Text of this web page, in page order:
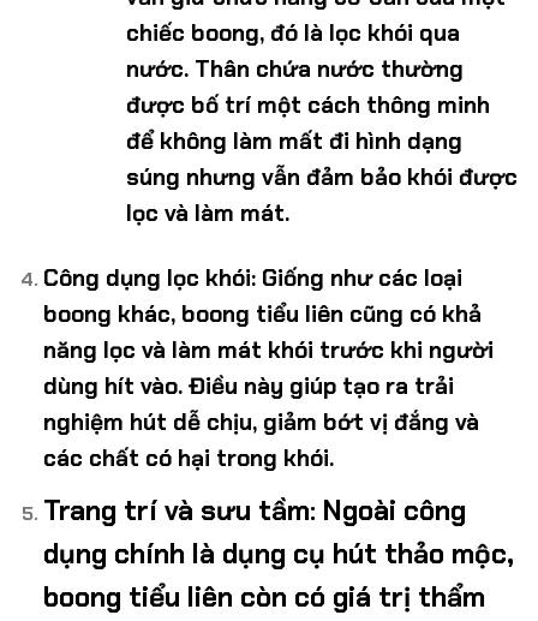
chiếc boong, đó là lọc khói qua
nước. Thân chứa nước thường
được bố trí một cách thông minh
để không làm mất đi hình dạng
súng nhưng vẫn đảm bảo khói được
lọc và làm mát.
Công dụng lọc khói: Giống như các loại
boong khác, boong tiểu liên cũng có khả
năng lọc và làm mát khói trước khi người
dùng hít vào. Điều này giúp tạo ra trải
nghiệm hút dễ chịu, giảm bớt vị đắng và
các chất có hại trong khói.
Trang trí và sưu tầm: Ngoài công
dụng chính là dụng cụ hút thảo mộc,
boong tiểu liên còn có giá trị thẩm